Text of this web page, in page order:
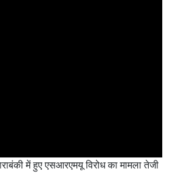
में हुए एसआरएमयू विरोध का मामला तेजी